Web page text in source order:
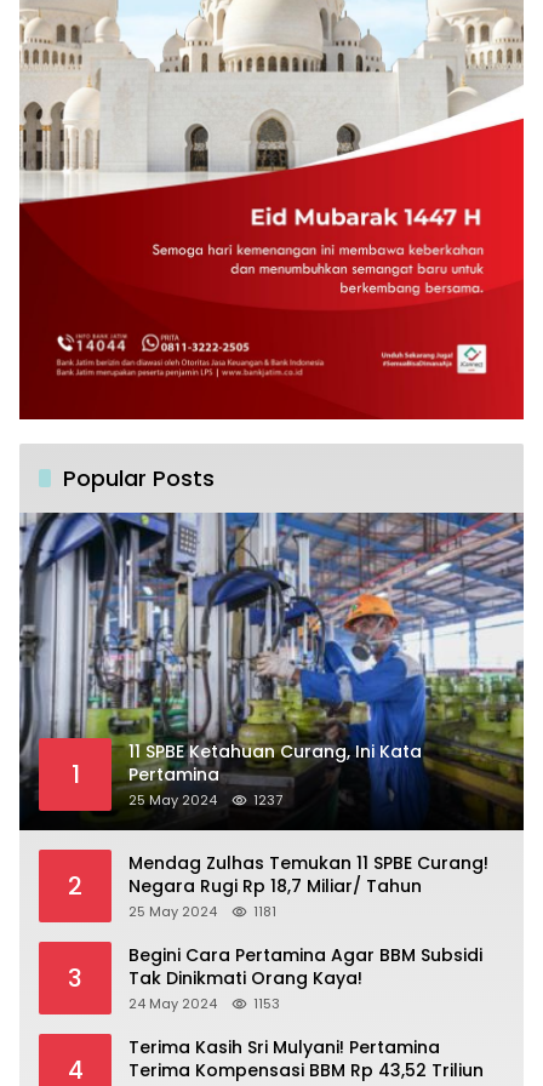
Popular Posts
1
11 SPBE Ketahuan Curang, Ini Kata
Pertamina
25 May 2024 1237
2
Mendag Zulhas Temukan 11 SPBE Curang!
Negara Rugi Rp 18,7 Miliar/ Tahun
25 May 2024 1181
3
Begini Cara Pertamina Agar BBM Subsidi
Tak Dinikmati Orang Kaya!
24 May 2024 1153
4
Terima Kasih Sri Mulyani! Pertamina
Terima Kompensasi BBM Rp 43,52 Triliun